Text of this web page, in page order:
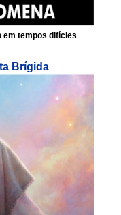
em tempos difícies
Brígida